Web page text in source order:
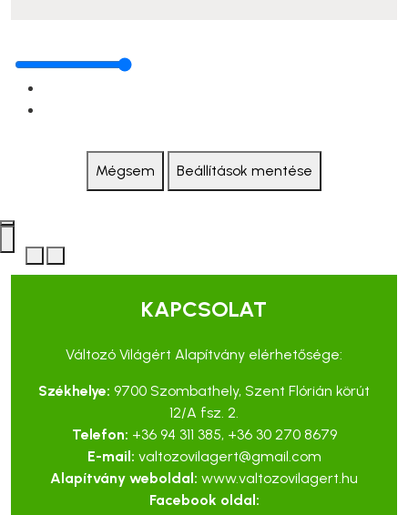
Mégsem Beállítások mentése
KAPCSOLAT
Változó Világért Alapítvány elérhetősége:
Székhelye: 9700 Szombathely, Szent Flórián körút
12/A fsz. 2.
Telefon: +36 94 311 385, +36 30 270 8679
E-mail: valtozovilagert@gmail.com
Alapítvány weboldal: www.valtozovilagert.hu
Facebook oldal: